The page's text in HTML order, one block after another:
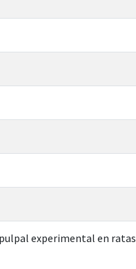
experimental en ratas